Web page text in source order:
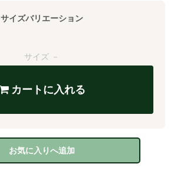
サイズバリエーション
サイズ －
カートに入れる
お気に入りへ追加